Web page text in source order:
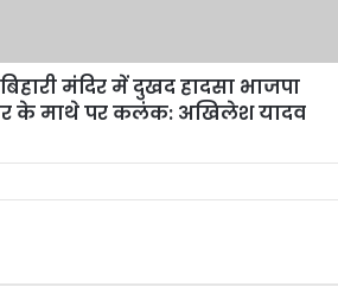
मंदिर में दुखद हादसा भाजपा
के माथे पर कलंक: अखिलेश यादव